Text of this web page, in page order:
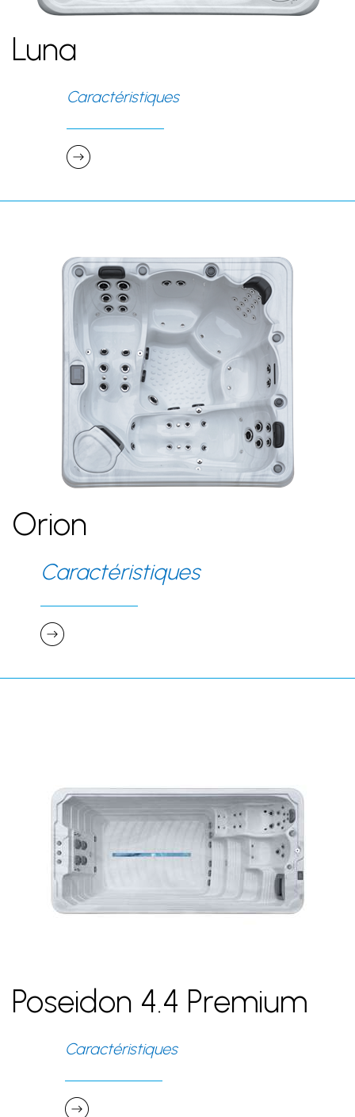
Luna
Caractéristiques
Orion
Caractéristiques
Poseidon 4.4 Premium
Caractéristiques